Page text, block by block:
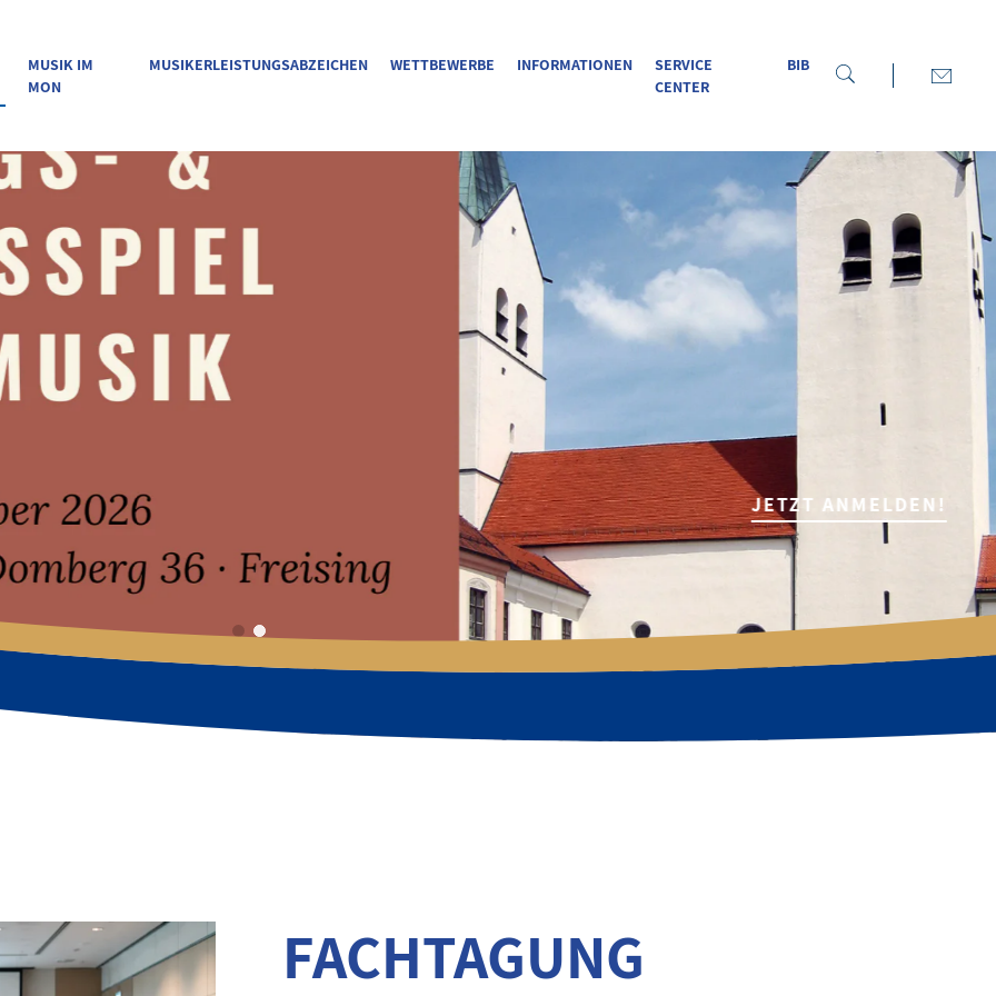
MUSIK IM
MON
MUSIKERLEISTUNGSABZEICHEN WETTBEWERBE INFORMATIONEN
SERVICE
CENTER
BIB
JETZT ANMELDEN!
FACHTAGUNG